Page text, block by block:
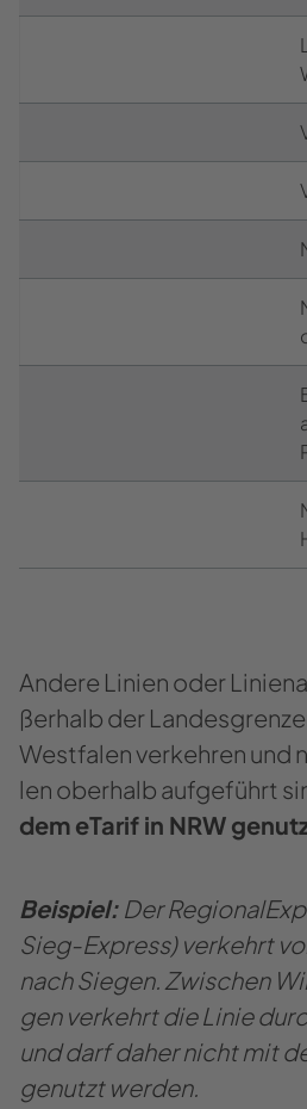
An­de­re Li­ni­en oder
ßer­halb der
Westfalen ver­keh­ren und
len ober­halb auf­ge­führt
dem eTa­rif in NRW
Bei­spiel: Der
Sieg-Express) ver­kehrt
nach Sie­gen. Zwi­schen
gen ver­kehrt die Linie
und darf daher nicht mit
ge­nutzt wer­den.